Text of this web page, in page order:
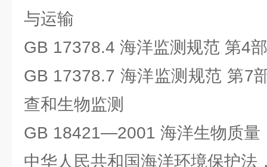
与运输
GB 17378.4 海洋监测规范 第4
GB 17378.7 海洋监测规范 第7
查和生物监测
GB 18421—2001 海洋生物质量
中华人民共和国海洋环境保护法